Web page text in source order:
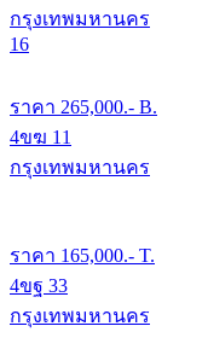
กรุงเทพมหานคร
16
ราคา 265,000.- B.
4ขฆ 11
กรุงเทพมหานคร
ราคา 165,000.- T.
4ขฐ 33
กรุงเทพมหานคร